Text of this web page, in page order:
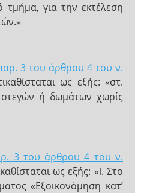
τμήμα, για την εκτέλεση
3 του άρθρου 4 του ν.
ως εξής: «στ.
ή δωμάτων χωρίς
3 του άρθρου 4 του ν.
ως εξής: «i. Στο
«Εξοικονόμηση κατ’